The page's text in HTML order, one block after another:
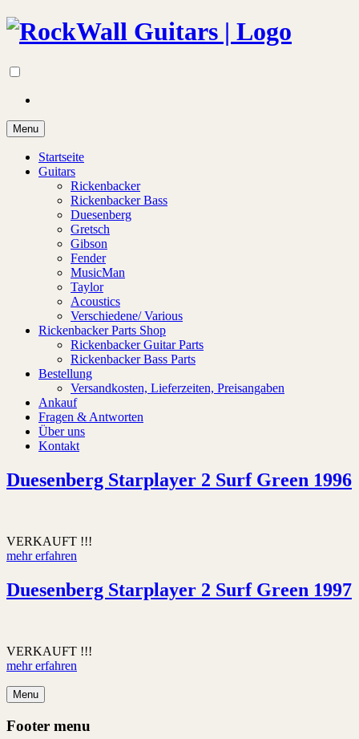
Menu
Startseite
Guitars
Rickenbacker
Rickenbacker Bass
Duesenberg
Gretsch
Gibson
Fender
MusicMan
Taylor
Acoustics
Verschiedene/ Various
Rickenbacker Parts Shop
Rickenbacker Guitar Parts
Rickenbacker Bass Parts
Bestellung
Versandkosten, Lieferzeiten, Preisangaben
Ankauf
Fragen & Antworten
Über uns
Kontakt
Duesenberg Starplayer 2 Surf Green 1996
VERKAUFT !!!
mehr erfahren
Duesenberg Starplayer 2 Surf Green 1997
VERKAUFT !!!
mehr erfahren
Menu
Footer menu